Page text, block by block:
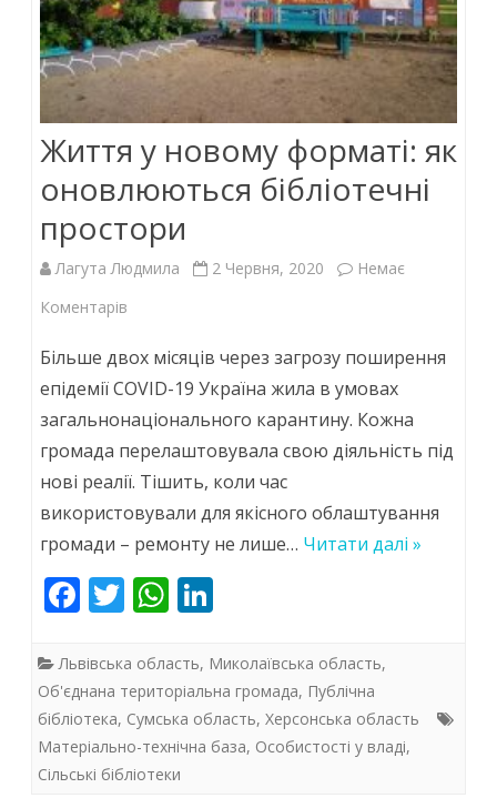
Життя у новому форматі: як
оновлюються бібліотечні
простори
Лагута Людмила 2 Червня, 2020
Немає
Коментарів
у
новому
форматі:
оновлюються
бібліотечні
простори
Більше двох місяців через загрозу поширення
епідемії COVID-19 Україна жила в умовах
загальнонаціонального карантину. Кожна
громада перелаштовувала свою діяльність під
нові реалії. Тішить, коли час
використовували для якісного облаштування
громади – ремонту не лише… Читати далі »
F
e
b
o
o
T
itt
er
W
at
s
A
p
k
e
dI
Львівська область, Миколаївська область,
Об'єднана територіальна громада, Публічна
бібліотека, Сумська область, Херсонська область
Матеріально-технічна база, Особистості у владі,
Сільські бібліотеки